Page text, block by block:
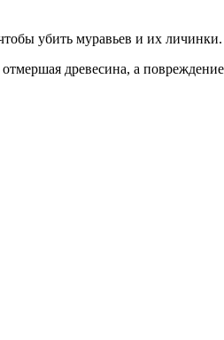
убить муравьев и их личинки.
древесина, а